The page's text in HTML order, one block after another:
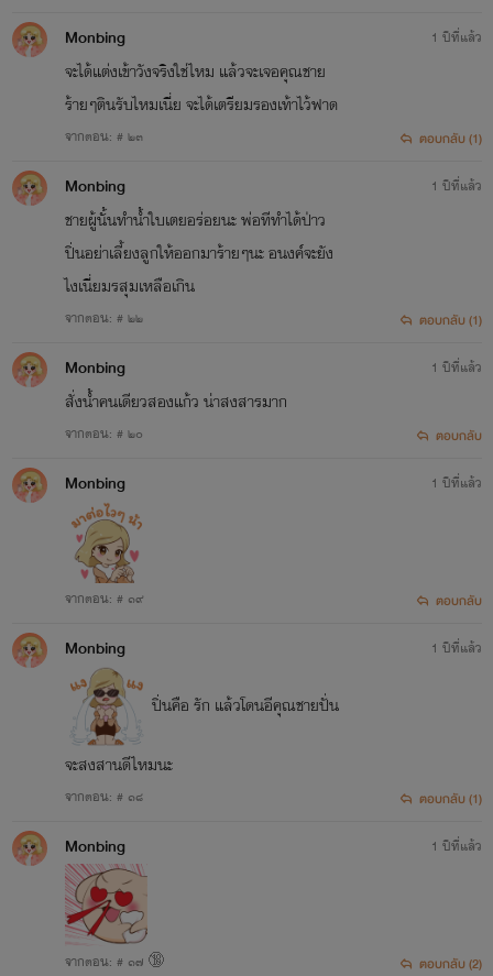
Monbing
จะได้แต่งเข้าวังจริงใช่ไหม แล้วจะเจอคุณชาย
ร้ายๆตินรับไหมเนี่ย จะได้เตรียมรองเท้าไว้ฟาด
จากตอน: # ๒๓
1 ปีที่แล้ว
ตอบกลับ (1)
Monbing
ชายผู้นั้นทำน้ำใบเตยอร่อยนะ พ่อทีทำได้ป่าว
ปิ่นอย่าเลี้ยงลูกให้ออกมาร้ายๆนะ อนงค์จะยัง
ไงเนี่ยมรสุมเหลือเกิน
จากตอน: # ๒๒
1 ปีที่แล้ว
ตอบกลับ (1)
Monbing
สั่งน้ำคนเดียวสองแก้ว น่าสงสารมาก
จากตอน: # ๒๐
1 ปีที่แล้ว
ตอบกลับ
Monbing
จากตอน: # ๑๙
1 ปีที่แล้ว
ตอบกลับ
Monbing
ปิ่นคือ รัก แล้วโดนอีคุณชายปั่น
จะสงสานดีไหมนะ
จากตอน: # ๑๘
1 ปีที่แล้ว
ตอบกลับ (1)
Monbing
จากตอน: # ๑๗ 🔞
1 ปีที่แล้ว
ตอบกลับ (2)